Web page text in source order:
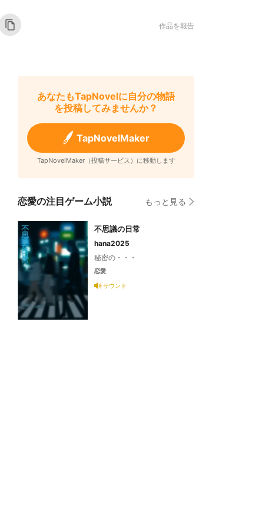
作品を報告
あなたもTapNovelに自分の物語
を投稿してみませんか？
TapNovelMaker
TapNovelMaker（投稿サービス）に移動します
恋愛の注目ゲーム小説 もっと見る
不思議の日常
hana2025
秘密の・・・
恋愛
サウンド